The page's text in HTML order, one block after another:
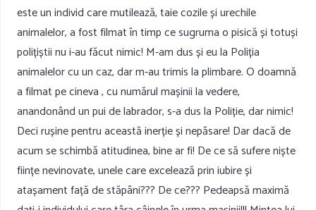
este un individ care mutilează, taie cozile și urechile
animalelor, a fost filmat în timp ce sugruma o pisică și totuși
polițiștii nu i-au făcut nimic! M-am dus și eu la Poliția
animalelor cu un caz, dar m-au trimis la plimbare. O doamnă
a filmat pe cineva , cu numărul mașinii la vedere,
anandonând un pui de labrador, s-a dus la Poliție, dar nimic!
Deci rușine pentru această inerție și nepăsare! Dar dacă de
acum se schimbă atitudinea, bine ar fi! De ce să sufere niște
ființe nevinovate, unele care excelează prin iubire și
atașament față de stăpâni??? De ce??? Pedeapsă maximă